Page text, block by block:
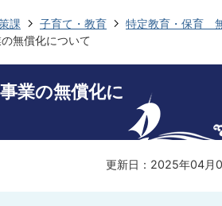
課 子育て・教育 特定教育・保育
無償化について
業の無償化に
更新日：2025年04月